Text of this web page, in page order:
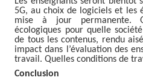
5G, au choix de logiciels et les
mise à jour permanente.
écologiques pour quelle
de tous les contenus, rendu
impact dans l’évaluation des
travail. Quelles conditions de
Conclusion